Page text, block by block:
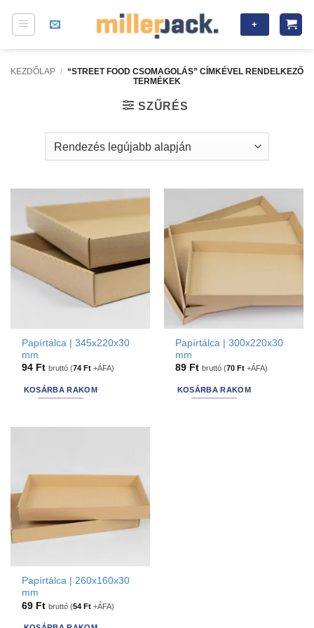
+
KEZDŐLAP / “STREET FOOD CSOMAGOLÁS” CÍMKÉVEL RENDELKEZŐ
TERMÉKEK
SZŰRÉS
Papírtálca | 345x220x30
mm
94 Ft bruttó (74Ft +ÁFA)
KOSÁRBA RAKOM
Papírtálca | 300x220x30
mm
89 Ft bruttó (70Ft +ÁFA)
KOSÁRBA RAKOM
Papírtálca | 260x160x30
mm
69 Ft bruttó (54Ft +ÁFA)